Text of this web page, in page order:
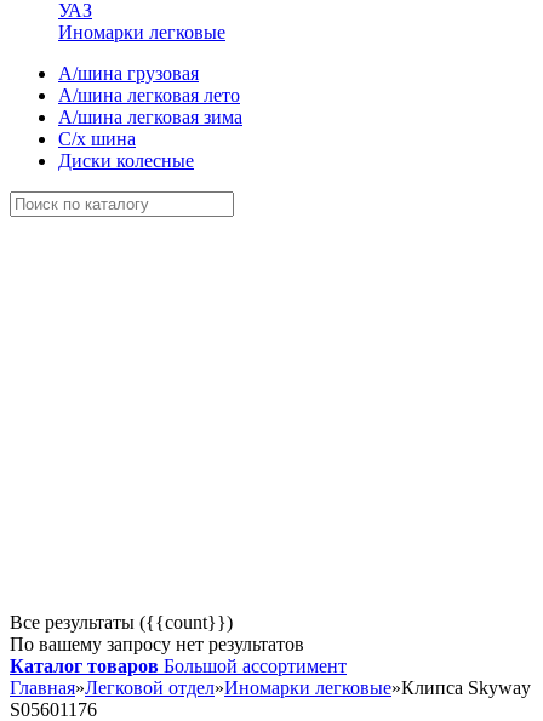
УАЗ
Иномарки легковые
А/шина грузовая
А/шина легковая лето
А/шина легковая зима
С/х шина
Диски колесные
Все результаты ({{count}})
По вашему запросу нет результатов
Каталог товаров Большой ассортимент
Главная»Легковой отдел»Иномарки легковые»Клипса Skyway
S05601176